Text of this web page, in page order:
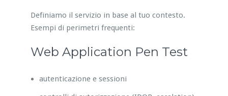
Definiamo il servizio in base al tuo contesto.
Esempi di perimetri frequenti:
Web Application Pen Test
autenticazione e sessioni